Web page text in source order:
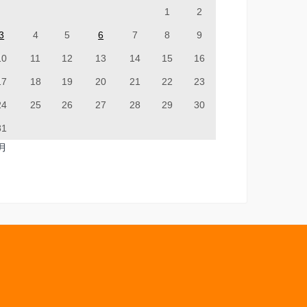
1 2
4 5 6 7 8 9
11 12 13 14 15 16
18 19 20 21 22 23
25 26 27 28 29 30